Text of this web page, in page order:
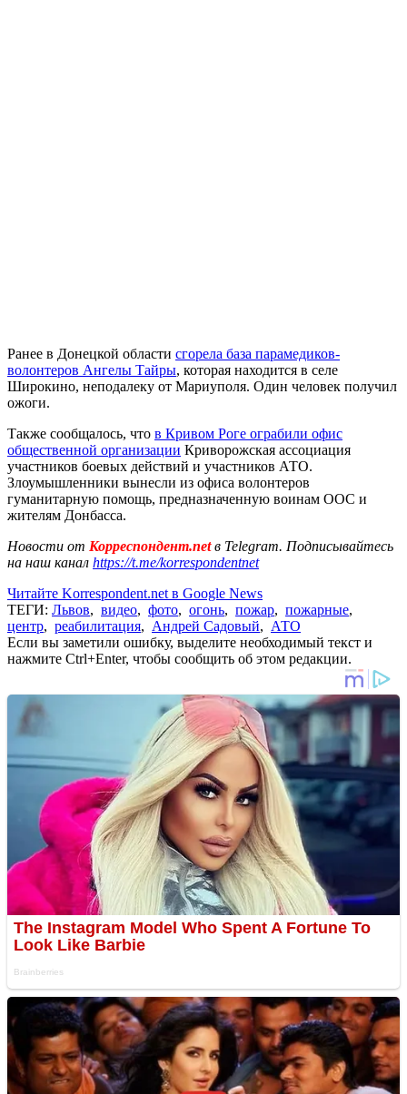
Ранее в Донецкой области сгорела база парамедиков-
волонтеров Ангелы Тайры, которая находится в селе
Широкино, неподалеку от Мариуполя. Один человек получил
ожоги.
Также сообщалось, что в Кривом Роге ограбили офис
общественной организации Криворожская ассоциация
участников боевых действий и участников АТО.
Злоумышленники вынесли из офиса волонтеров
гуманитарную помощь, предназначенную воинам ООС и
жителям Донбасса.
Новости от Корреспондент.netв Telegram. Подписывайтесь
на наш канал https://t.me/korrespondentnet
Читайте Korrespondent.net в Google News
ТЕГИ: Львов, видео, фото, огонь, пожар, пожарные,
центр, реабилитация, Андрей Садовый, АТО
Если вы заметили ошибку, выделите необходимый текст и
нажмите Ctrl+Enter, чтобы сообщить об этом редакции.